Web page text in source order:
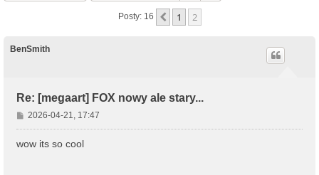
Posty: 16 Poprzednia
1 2
BenSmith
Re: [megaart] FOX nowy ale stary...
P
o
2026-04-21, 17:47
wow its so cool